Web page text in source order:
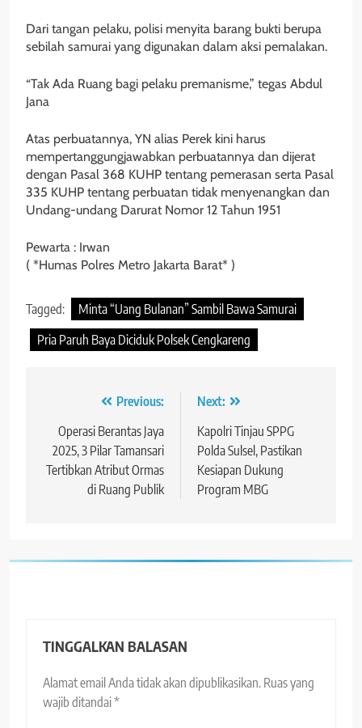
Dari tangan pelaku, polisi menyita barang bukti berupa
sebilah samurai yang digunakan dalam aksi pemalakan.
“Tak Ada Ruang bagi pelaku premanisme,” tegas Abdul
Jana
Atas perbuatannya, YN alias Perek kini harus
mempertanggungjawabkan perbuatannya dan dijerat
dengan Pasal 368 KUHP tentang pemerasan serta Pasal
335 KUHP tentang perbuatan tidak menyenangkan dan
Undang-undang Darurat Nomor 12 Tahun 1951
Pewarta : Irwan
( *Humas Polres Metro Jakarta Barat* )
Tagged:
Minta “Uang Bulanan” Sambil Bawa Samurai
Pria Paruh Baya Diciduk Polsek Cengkareng
Navigasi
pos
Previous:
Operasi Berantas Jaya
2025, 3 Pilar Tamansari
Tertibkan Atribut Ormas
di Ruang Publik
Next:
Kapolri Tinjau SPPG
Polda Sulsel, Pastikan
Kesiapan Dukung
Program MBG
TINGGALKAN BALASAN
Alamat email Anda tidak akan dipublikasikan. Ruas yang
wajib ditandai*